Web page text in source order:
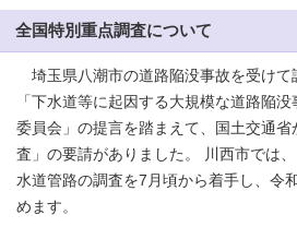
全国特別重点調査について
埼玉県八潮市の道路陥没事故を受けて
「下水道等に起因する大規模な道路陥
委員会」の提言を踏まえて、国土交通省
査」の要請がありました。 川西市では
水道管路の調査を7月頃から着手し、令
めます。